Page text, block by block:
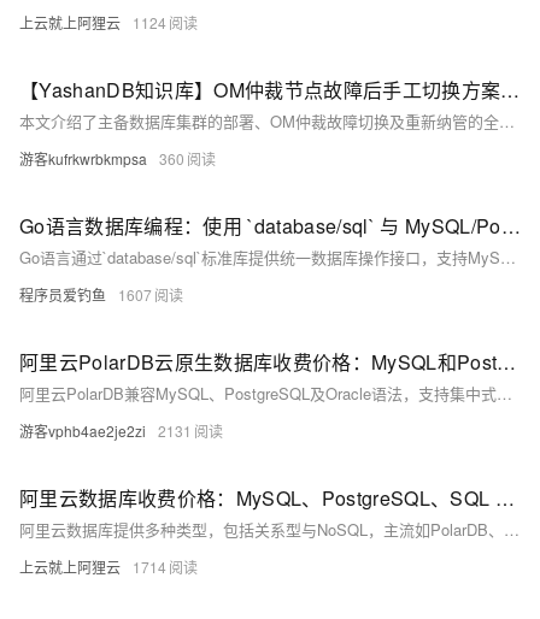
上云就上阿狸云 1124
【YashanDB知识库】OM仲裁节点故障后手工切换方案和yasom仲裁重新部署后重新纳管数据库集群方案
本文介绍了主备数据库集群的部署、OM仲裁故障切换及重新纳管的全过程。首先通过解压软件包并调整安装参数完成数据库集群部署，接着说明了在OM仲裁故障时的手动切换方案，包括关闭自动切换开关、登录备节点执行切换命令。最后详细描述了搭建新的yasom仲裁节点以重新纳管数据库集群的步骤，如生成配置文件、初始化进程、执行托管命令等，确保新旧系统无缝衔接，保障数据服务稳定性。
游客kufrkwrbkmpsa 360
Go语言数据库编程：使用 `database/sql` 与 MySQL/PostgreSQL
Go语言通过`database/sql`标准库提供统一数据库操作接口，支持MySQL、PostgreSQL等多种数据库。本文介绍了驱动安装、连接数据库、基本增删改查操作、预处理语句、事务处理及错误管理等内容，涵盖实际开发中常用的技巧与注意事项，适合快速掌握Go语言数据库编程基础。
程序员爱钓鱼 1607
阿里云PolarDB云原生数据库收费价格：MySQL和PostgreSQL详细介绍
阿里云PolarDB兼容MySQL、PostgreSQL及Oracle语法，支持集中式与分布式架构。标准版2核4G年费1116元起，企业版最高性能达4核16G，支持HTAP与多级高可用，广泛应用于金融、政务、互联网等领域，TCO成本降低50%。
游客vphb4ae2je2zi 2131
阿里云数据库收费价格：MySQL、PostgreSQL、SQL Server和MariaDB引擎费用整理
阿里云数据库提供多种类型，包括关系型与NoSQL，主流如PolarDB、RDS MySQL/PostgreSQL、Redis等。价格低至21元/月起，支持按需付费与优惠套餐，适用于各类应用场景。
上云就上阿狸云 1714